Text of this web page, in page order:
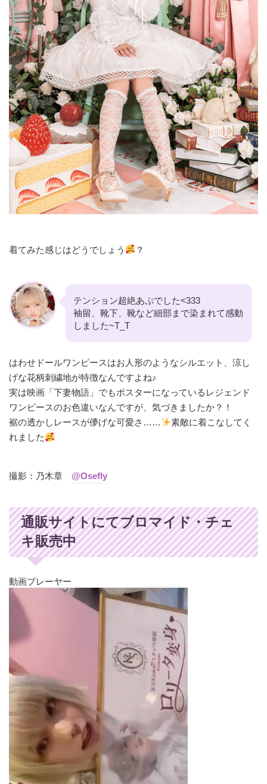
着てみた感じはどうでしょう ？
テンション超絶あぷでした<333
袖留、靴下、靴など細部まで染まれて感動
しました~T_T
はわせドールワンピースはお人形のようなシルエット、涼し
げな花柄刺繍地が特徴なんですよね♪
実は映画「下妻物語」でもポスターになっているレジェンド
ワンピースのお色違いなんですが、気づきましたか？！
裾の透かしレースが儚げな可愛さ……
素敵に着こなしてく
れました
撮影：乃木章 @Osefly
通販サイトにてブロマイド・チェ
キ販売中
動画プレーヤー